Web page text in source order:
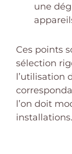
une
Ces points
sélection
l’utilisation
l’on doit
installations.